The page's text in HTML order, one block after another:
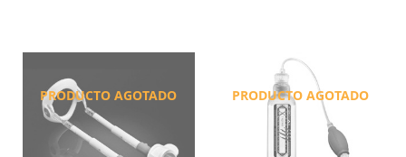
PRODUCTO AGOTADO PRODUCTO AGOTADO